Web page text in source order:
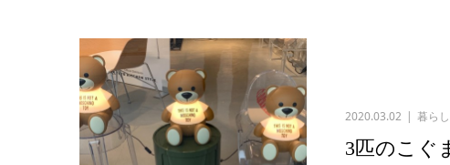
2020.03.02 暮ら
3匹のこぐ